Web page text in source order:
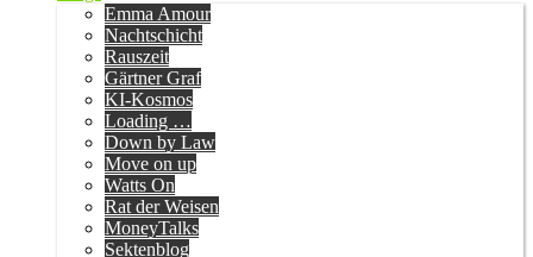
Emma Amour
Nachtschicht
Rauszeit
Gärtner Graf
KI-Kosmos
Loading …
Down by Law
Move on up
Watts On
Rat der Weisen
MoneyTalks
Sektenblog